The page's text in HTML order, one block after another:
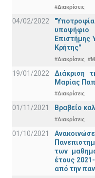
#Διακρίσεις
04/02/2022
Επιστήμης
Κρήτης"
#Διακρίσεις
19/01/2022
Διάκριση
Μαρίας
#Διακρίσεις
01/11/2021 Bραβείο
#Διακρίσεις
01/10/2021
των
έτους
από την